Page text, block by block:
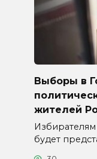
Выборы в
жителей
будет